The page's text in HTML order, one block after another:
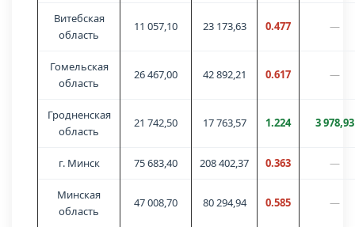
Витебская
область
11 057,10 23 173,63 0.477 —
Гомельская
область
26 467,00 42 892,21 0.617 —
Гродненская
область
21 742,50 17 763,57 1.224 3 978,93
г. Минск 75 683,40 208 402,37 0.363 —
Минская
область
47 008,70 80 294,94 0.585 —